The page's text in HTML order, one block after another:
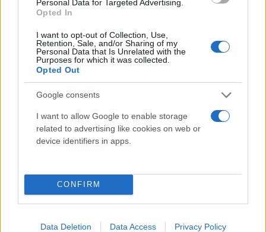
Personal Data for Targeted Advertising.
Opted In
I want to opt-out of Collection, Use,
Retention, Sale, and/or Sharing of my
Personal Data that Is Unrelated with the
Purposes for which it was collected.
Opted Out
Google consents
I want to allow Google to enable storage
related to advertising like cookies on web or
device identifiers in apps.
CONFIRM
Data Deletion Data Access Privacy Policy
στρατολόγησε φέρεται να είναι ο Δημήτρης
Κουφοντίνας. Ο Ξηρός ταυτόχρονα είχε επαφές με
αντιεξουσιαστικά στέκια στα Εξάρχεια, όπου
φαίνεται να ήλθε σε επαφές με άτομα που έχουν
καταγραφεί ως «συνήθεις ύποπτοι». Ταυτόχρονα
φέρεται να υπάρχει από την περίοδο 1983-1984
τοποθέτησή του μέσω Κουφοντίνα στον
«προθάλαμο» της «17 Νοέμβρη» και μάλιστα τότε
συμμετείχε στη δολοφονία του αστυνομικού
Το Σάββατο 29 Ιουνίου 2002 εξερράγη στα χέρια
του αυτοσχέδιος εκρηκτικός μηχανισμός πριν από
την τοποθέτησή του. Ο Ξηρός νοσηλεύτηκε στον